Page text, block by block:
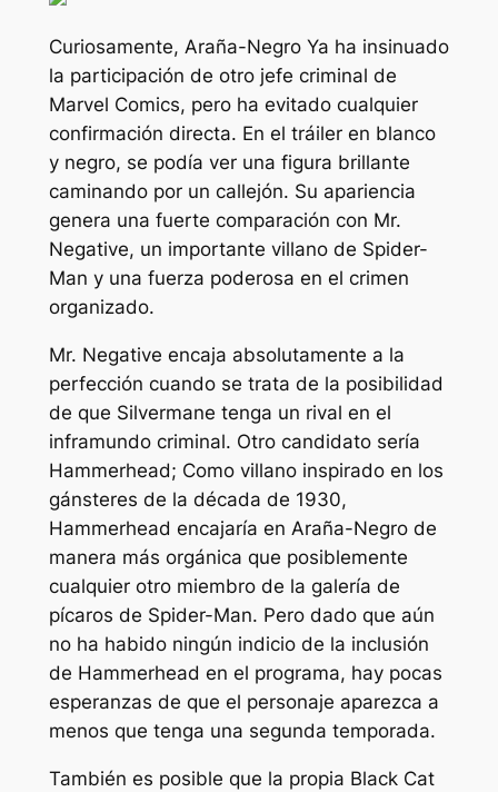
Curiosamente, Araña-Negro Ya ha insinuado
la participación de otro jefe criminal de
Marvel Comics, pero ha evitado cualquier
confirmación directa. En el tráiler en blanco
y negro, se podía ver una figura brillante
caminando por un callejón. Su apariencia
genera una fuerte comparación con Mr.
Negative, un importante villano de Spider-
Man y una fuerza poderosa en el crimen
organizado.
Mr. Negative encaja absolutamente a la
perfección cuando se trata de la posibilidad
de que Silvermane tenga un rival en el
inframundo criminal. Otro candidato sería
Hammerhead; Como villano inspirado en los
gánsteres de la década de 1930,
Hammerhead encajaría en Araña-Negrode
manera más orgánica que posiblemente
cualquier otro miembro de la galería de
pícaros de Spider-Man. Pero dado que aún
no ha habido ningún indicio de la inclusión
de Hammerhead en el programa, hay pocas
esperanzas de que el personaje aparezca a
menos que tenga una segunda temporada.
También es posible que la propia Black Cat